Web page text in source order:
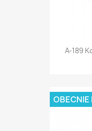
A-189
OBECNIE